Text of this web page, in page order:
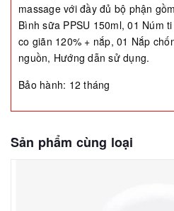
massage với đầy đủ bộ phận
Bình sữa PPSU 150ml, 01 Núm
co giãn 120% + nắp, 01 Nắp
nguồn, Hướng dẫn sử dụng.
Bảo hành: 12 tháng
Sản phẩm cùng loại